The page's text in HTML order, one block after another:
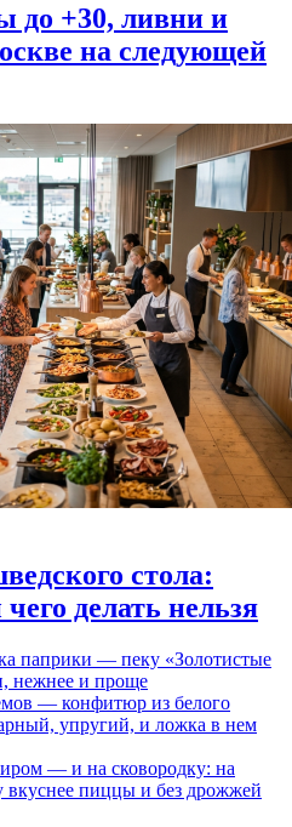
до +30, ливни и
на следующей
стола:
делать нельзя
паприки — пеку «Золотистые
нежнее и проще
— конфитюр из белого
упругий, и ложка в нем
— и на сковородку: на
вкуснее пиццы и без дрожжей